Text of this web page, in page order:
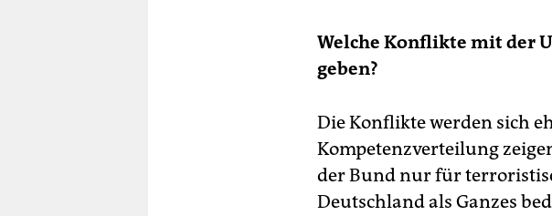
Welche Konflikte mit der
geben?
Die Konflikte werden sich
Kompetenzverteilung
der Bund nur für
Deutschland als Ganzes